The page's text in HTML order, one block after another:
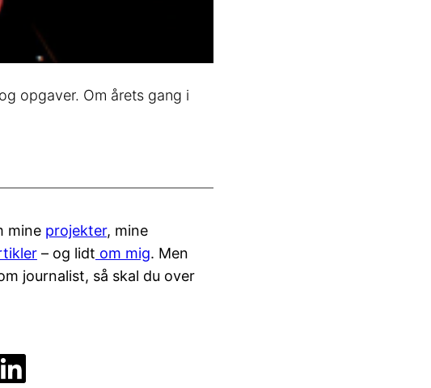
opgaver. Om årets gang i
mine projekter, mine
– og lidt om mig. Men
journalist, så skal du over